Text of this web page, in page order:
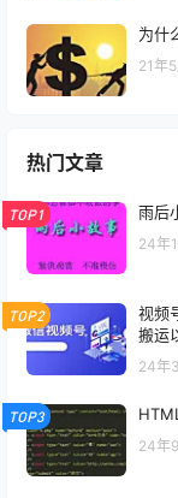
为什
21年
热门文章
TOP1 雨后
24年
TOP2
视频
搬运
24年
TOP3
24年